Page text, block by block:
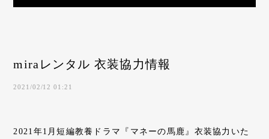
miraレンタル 衣装協力情報
2021/02/12 01:21
2021年1月短編教養ドラマ『マネーの馬鹿』衣装協力いた